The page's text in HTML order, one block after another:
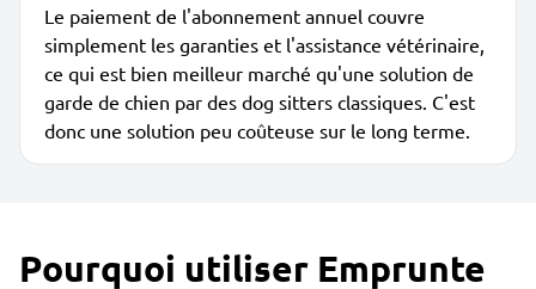
Le paiement de l'abonnement annuel couvre
simplement les garanties et l'assistance vétérinaire,
ce qui est bien meilleur marché qu'une solution de
garde de chien par des dog sitters classiques. C'est
donc une solution peu coûteuse sur le long terme.
Pourquoi utiliser Emprunte